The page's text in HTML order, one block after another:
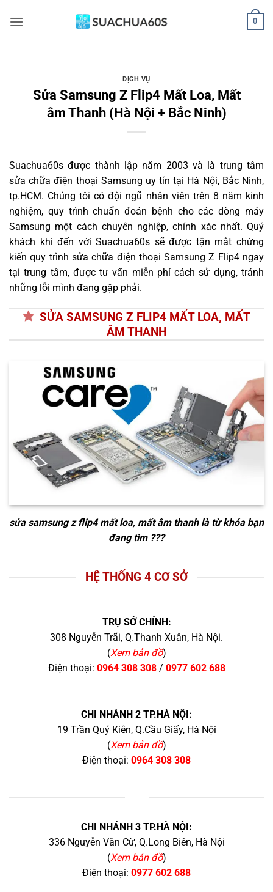
qua
0
DỊCH VỤ
Sửa Samsung Z Flip4 Mất Loa, Mất
âm Thanh (Hà Nội + Bắc Ninh)
Suachua60s được thành lập năm 2003 và là trung tâm
sửa chữa điện thoại Samsung uy tín tại Hà Nội, Bắc Ninh,
tp.HCM. Chúng tôi có đội ngũ nhân viên trên 8 năm kinh
nghiệm, quy trình chuẩn đoán bệnh cho các dòng máy
Samsung một cách chuyên nghiệp, chính xác nhất. Quý
khách khi đến với Suachua60s sẽ được tận mắt chứng
kiến quy trình sửa chữa điện thoại Samsung Z Flip4 ngay
tại trung tâm, được tư vấn miễn phí cách sử dụng, tránh
những lỗi mình đang gặp phải.
SỬA SAMSUNG Z FLIP4 MẤT LOA, MẤT
ÂM THANH
sửa samsung z flip4 mất loa, mất âm thanhlà từ khóa bạn
đang tìm ???
HỆ THỐNG 4 CƠ SỞ
TRỤ SỞ CHÍNH:
308 Nguyễn Trãi, Q.Thanh Xuân, Hà Nội.
(Xem bản đồ)
Điện thoại: 0964 308 308/ 0977 602 688
CHI NHÁNH 2 TP.HÀ NỘI:
19 Trần Quý Kiên, Q.Cầu Giấy, Hà Nội
(Xem bản đồ)
Điện thoại: 0964 308 308
CHI NHÁNH 3 TP.HÀ NỘI:
336 Nguyễn Văn Cừ, Q.Long Biên, Hà Nội
(Xem bản đồ)
Điện thoại: 0977 602 688